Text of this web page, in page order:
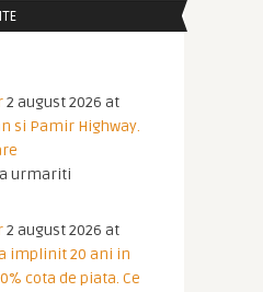
2 august 2026 at
si Pamir Highway.
urmariti
2 august 2026 at
implinit 20 ani in
cota de piata. Ce